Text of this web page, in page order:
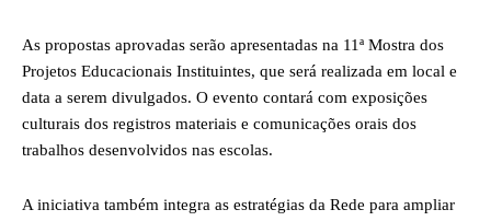
As propostas aprovadas serão apresentadas na 11ª Mostra dos
Projetos Educacionais Instituintes, que será realizada em local e
data a serem divulgados. O evento contará com exposições
culturais dos registros materiais e comunicações orais dos
trabalhos desenvolvidos nas escolas.
A iniciativa também integra as estratégias da Rede para ampliar